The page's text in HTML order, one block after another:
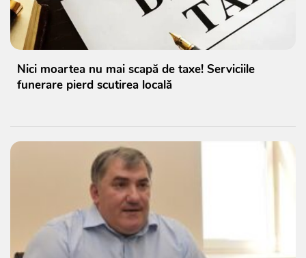
Nici moartea nu mai scapă de taxe! Serviciile
funerare pierd scutirea locală